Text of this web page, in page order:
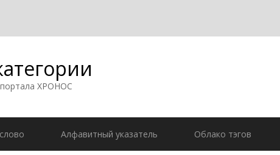
ХРОНОС
Алфавитный указатель Облако тэгов